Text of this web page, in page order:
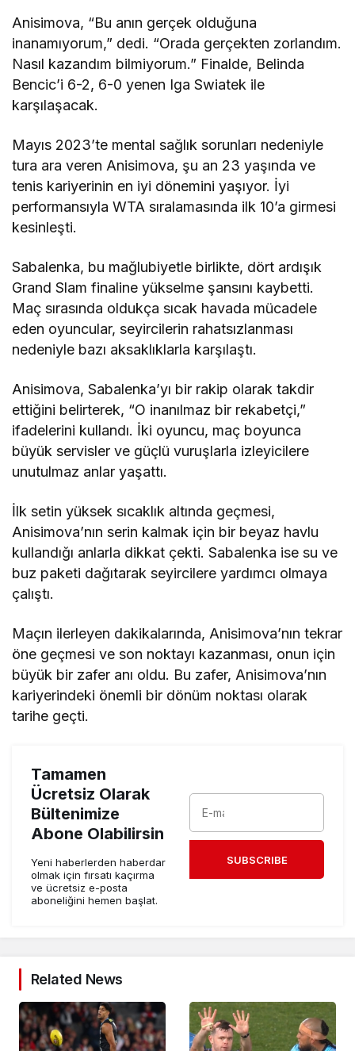
Anisimova, “Bu anın gerçek olduğuna
inanamıyorum,” dedi. “Orada gerçekten zorlandım.
Nasıl kazandım bilmiyorum.” Finalde, Belinda
Bencic’i 6-2, 6-0 yenen Iga Swiatek ile
karşılaşacak.
Mayıs 2023’te mental sağlık sorunları nedeniyle
tura ara veren Anisimova, şu an 23 yaşında ve
tenis kariyerinin en iyi dönemini yaşıyor. İyi
performansıyla WTA sıralamasında ilk 10’a girmesi
kesinleşti.
Sabalenka, bu mağlubiyetle birlikte, dört ardışık
Grand Slam finaline yükselme şansını kaybetti.
Maç sırasında oldukça sıcak havada mücadele
eden oyuncular, seyircilerin rahatsızlanması
nedeniyle bazı aksaklıklarla karşılaştı.
Anisimova, Sabalenka’yı bir rakip olarak takdir
ettiğini belirterek, “O inanılmaz bir rekabetçi,”
ifadelerini kullandı. İki oyuncu, maç boyunca
büyük servisler ve güçlü vuruşlarla izleyicilere
unutulmaz anlar yaşattı.
İlk setin yüksek sıcaklık altında geçmesi,
Anisimova’nın serin kalmak için bir beyaz havlu
kullandığı anlarla dikkat çekti. Sabalenka ise su ve
buz paketi dağıtarak seyircilere yardımcı olmaya
çalıştı.
Maçın ilerleyen dakikalarında, Anisimova’nın tekrar
öne geçmesi ve son noktayı kazanması, onun için
büyük bir zafer anı oldu. Bu zafer, Anisimova’nın
kariyerindeki önemli bir dönüm noktası olarak
tarihe geçti.
Tamamen
Ücretsiz Olarak
Bültenimize
Abone Olabilirsin
Yeni haberlerden haberdar
olmak için fırsatı kaçırma
ve ücretsiz e-posta
aboneliğini hemen başlat.
SUBSCRIBE
Related News